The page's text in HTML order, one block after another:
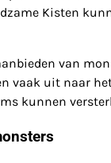
Kisten
van
vaak uit naar
kunnen